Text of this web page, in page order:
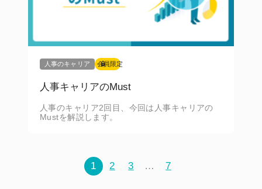
人事のキャリア 会員限定
人事キャリアのMust
人事のキャリア2回目、今回は人事キャリアの
Mustを解説します。
1 2 3 … 7